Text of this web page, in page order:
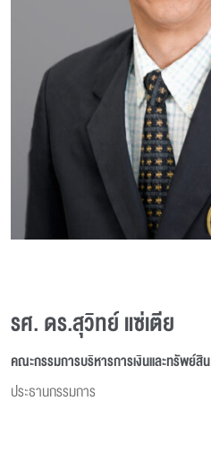
รศ. ดร.สุวิทย์ แซ่เตีย
คณะกรรมการบริหารการเงินและทรัพย์สิน
ประธานกรรมการ